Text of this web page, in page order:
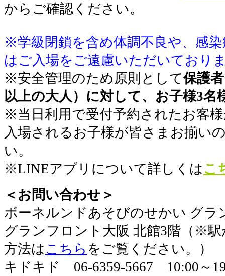
からご確認ください。
※学級閉鎖を含め体調不良や、感
はご入場をご遠慮いただいており
※安全管理のため原則として保護
以上の大人）に対して、お子様3名
※当日利用で受付予約されたお客
入場されるお子様が皆さまお揃い
い。
※LINEアプリについて詳しくは こ
＜お問い合わせ＞
ボーネルンドあそびのせかい グラ
グランフロント大阪 北館3階（※
方法は こちら をご覧ください。）
キドキド 06-6359-5667 10:00～